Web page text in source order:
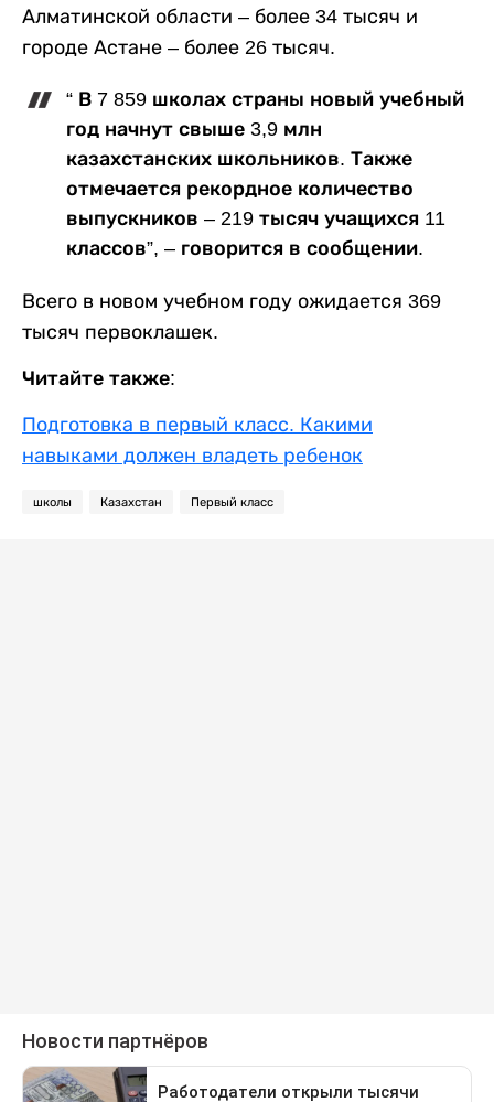
Алматинской области – более 34 тысяч и
городе Астане – более 26 тысяч.
“ В 7 859 школах страны новый учебный
год начнут свыше 3,9 млн
казахстанских школьников. Также
отмечается рекордное количество
выпускников – 219 тысяч учащихся 11
классов”, – говорится в сообщении.
Всего в новом учебном году ожидается 369
тысяч первоклашек.
Читайте также:
Подготовка в первый класс. Какими
навыками должен владеть ребенок
школы Казахстан Первый класс